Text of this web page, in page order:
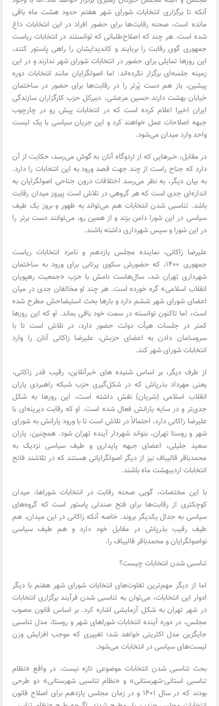
آنکه تا برگزاری انتخابات شورای شهر هفتم حدود هشت ماه باقی
مانده است، صحنه رقابت‌ها برای حضور افراد در این انتخابات داغ
شده است. هر چند که اصلاح‌طلبانی که توانستند در انتخابات ریاست
جمهوری گوی رقابت را بربایند و کاندیدایشان را راهی پاستور کنند،
این روزها تمایلی برای حضور در انتخابات شورای شهر ندارند و در این
زمینه جلسه‌ای برگزار نکرده‌اند. اما اصولگرایان مانند انتخابات دوره
پیشین، باز هم دست پُرتر را در رقابت‌ها برای حضور در ساختمان
خیابان بهشت دارند.حسین مرعشی، دبیرکل حزب کارگزاران سازندگی
ایران اخیرا اعلام کرده است که در انتخابات پیش رو در چارچوب
جبهه اصلاحات عمل خواهند کرد و این جریان سیاسی با یک لیست
واحد وارد میدان می‌شود.
در مقابل، خبرهایی که از اردوگاه آنان به گوش می‌رسد، حکایت از آن
دارد که جناح راست از چند جهت قصد ورود به این انتخابات را دارد.
به بیان دیگر، به نظر می‌رسد اختلافات درون جناحی اصولگرایان به
اندازه‌ای جدی است که هر گروهی در تلاش است پیروز میدان رقابت
باشد. تناسبی شدن انتخابات هم می‌تواند به ظهور و بروز یک طیف
سیاسی در این شورا دامن بزند و از همین رو، می‌توانند دست برتر را
در این شورا و سپس شهرداری داشته باشند.
علیرضا زاکانی، نماینده مجلس یازدهم و نامزد انتخابات ریاست
جمهوری ۱۴۰۰، که حضورش سکوی پرتابی برای ورود به ساختمان
شهرداری تهران شد، سال‌هاست نامش با حزب «جمعیت رهپویان
انقلاب اسلامی» گره خورده است. هر چند او مخالفان جدی در میان
اعضای شورای شهر ششم دارد و بارها بحث استیضاحش مطرح شده
است، اما تاکنون توانسته در سمت خود باقی بماند. او که این روزها
کمتر در جلسات هیأت دولت حضور دارد، در تلاش است تا با
سروسامان دادن به اعضای حزبش، علیرضا زاکانی آنان را وارد
انتخابات شورای شهر کند.
از طرف دیگر، بر اساس شنیده های خبرآنلاین، رقیب قدر زاکانی،
یعنی مهرداد بذرپاش که در شکل‌گیری حزب شبکه راهبردی یاران
انقلاب اسلامی (شریان) نقش داشته است، این روزها به شکل
جدی‌تر و در سایه یارانش فعال شده است. او که رقابت دیرینه‌ای با
علیرضا زاکانی دارد، احتمالاً در تلاش است تا با ورود یارانش به شورای
شهر و روستا تهران، بتواند شهردار آینده تهران شود. همچنین، یاران
سعید جلیلی، اعضای جبهه پایداری و طیف سیاسی نزدیک به
محمدباقر قالیباف نیز از دیگر اصولگرایانی هستند که در تلاشند فاتح
انتخابات اردیبهشت ماه باشند.
با این مختصات، گویی صحنه رقابت در انتخابات شوراها، میدان
کوچکتری از رقابت‌ها برای فتح صندلی پاستور است که گروه‌های
سیاسی به جدال یکدیگر بروند. خاصه آنکه زاکانی در این میدان، هم
طیف رقیب بذرپاش در مقابل خود دارد و هم طیف سیاسی
نواصولگرایان و محمدباقر قالیباف را.
تناسبی شدن انتخابات چیست؟
اما از دیگر مهم‌ترین تفاوت‌های انتخابات شورای شهر هفتم با دیگر
ادوار این انتخابات، می‌توان به تناسبی شدن فرآیند برگزاری انتخابات
در شهر تهران به شکل آزمایشی اشاره کرد. بر اساس قانون مصوب
مجلس، در دوره آینده انتخابات شوراهای شهر و روستا، مدل تناسبی
جایگزین مدل اکثریتی خواهد شد؛ تغییری که موجب افزایش وزن
لیست‌های سیاسی در انتخابات می‌شود.
بحث تناسبی شدن انتخابات موضوعی تازه نیست. در واقع «نظام
تناسبی استانی-شهرستانی» و «نظام تناسبی شهرستانی» دو طرحی
بودند که در سال ۱۴۰۱ و در زمان مجلس یازدهم برای اصلاح قانون